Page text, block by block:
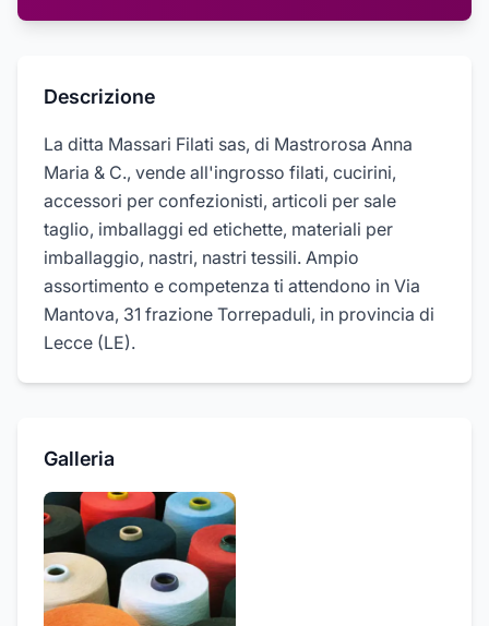
Descrizione
La ditta Massari Filati sas, di Mastrorosa Anna
Maria & C., vende all'ingrosso filati, cucirini,
accessori per confezionisti, articoli per sale
taglio, imballaggi ed etichette, materiali per
imballaggio, nastri, nastri tessili. Ampio
assortimento e competenza ti attendono in Via
Mantova, 31 frazione Torrepaduli, in provincia di
Lecce (LE).
Galleria